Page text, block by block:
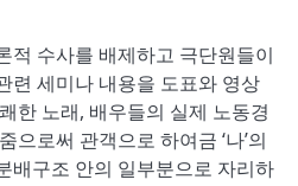
적 수사를 배제하고 극단원들이
련 세미나 내용을 도표와 영상
한 노래, 배우들의 실제 노동경
으로써 관객으로 하여금 ‘나’의
배구조 안의 일부분으로 자리하